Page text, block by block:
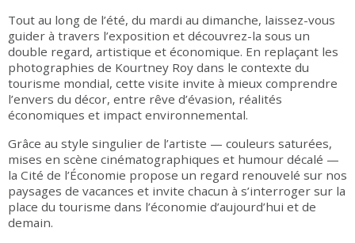
Tout au long de l’été, du mardi au dimanche, laissez-vous
guider à travers l’exposition et découvrez-la sous un
double regard, artistique et économique. En replaçant les
photographies de Kourtney Roy dans le contexte du
tourisme mondial, cette visite invite à mieux comprendre
l’envers du décor, entre rêve d’évasion, réalités
économiques et impact environnemental.
Grâce au style singulier de l’artiste — couleurs saturées,
mises en scène cinématographiques et humour décalé —
la Cité de l’Économie propose un regard renouvelé sur nos
paysages de vacances et invite chacun à s’interroger sur la
place du tourisme dans l’économie d’aujourd’hui et de
demain.